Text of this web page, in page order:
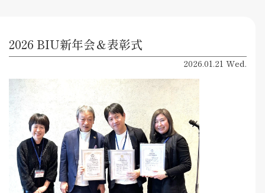
2026 BIU新年会＆表彰式
2026.01.21 Wed.